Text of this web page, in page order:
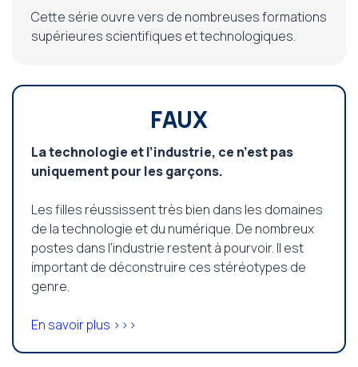
Cette série ouvre vers de nombreuses formations
supérieures scientifiques et technologiques.
FAUX
La technologie et l’industrie, ce n’est pas
uniquement pour les garçons.
Les filles réussissent très bien dans les domaines
de la technologie et du numérique. De nombreux
postes dans l’industrie restent à pourvoir. Il est
important de déconstruire ces stéréotypes de
genre.
En savoir plus >>>